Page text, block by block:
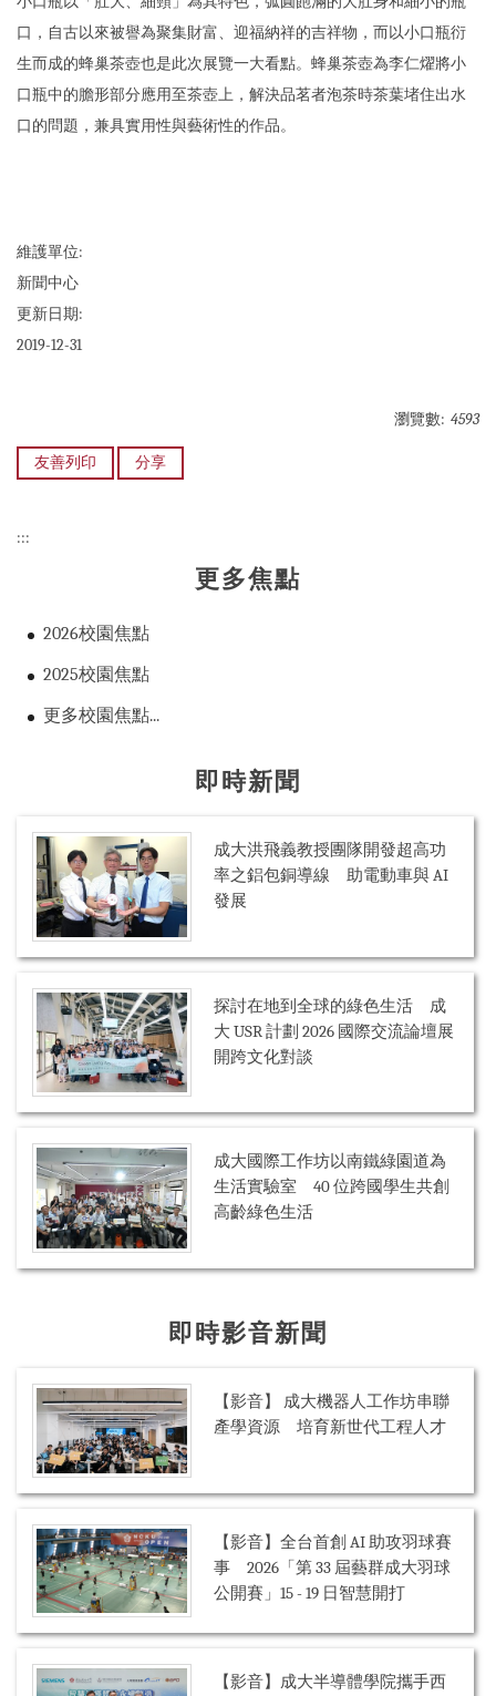
口，自古以來被譽為聚集財富、迎福納祥的吉祥物，而以小口瓶衍
生而成的蜂巢茶壺也是此次展覽一大看點。蜂巢茶壺為李仁燿將小
口瓶中的膽形部分應用至茶壺上，解決品茗者泡茶時茶葉堵住出水
口的問題，兼具實用性與藝術性的作品。
維護單位:
新聞中心
更新日期:
2019-12-31
瀏覽數: 4593
友善列印 分享
:::
更多焦點
2026校園焦點
2025校園焦點
更多校園焦點...
即時新聞
成大洪飛義教授團隊開發超高功
率之鋁包銅導線 助電動車與 AI
發展
探討在地到全球的綠色生活 成
大 USR 計劃 2026 國際交流論壇展
開跨文化對談
成大國際工作坊以南鐵綠園道為
生活實驗室 40 位跨國學生共創
高齡綠色生活
即時影音新聞
【影音】 成大機器人工作坊串聯
產學資源 培育新世代工程人才
【影音】全台首創 AI 助攻羽球賽
事 2026「第 33 屆藝群成大羽球
公開賽」15 - 19 日智慧開打
【影音】成大半導體學院攜手西